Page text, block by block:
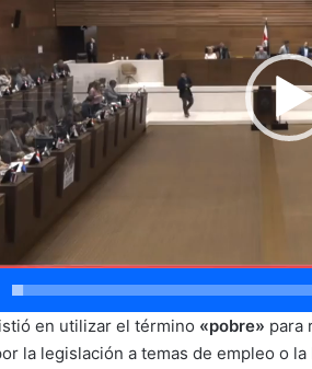
en utilizar el término «pobre» para
la legislación a temas de empleo o